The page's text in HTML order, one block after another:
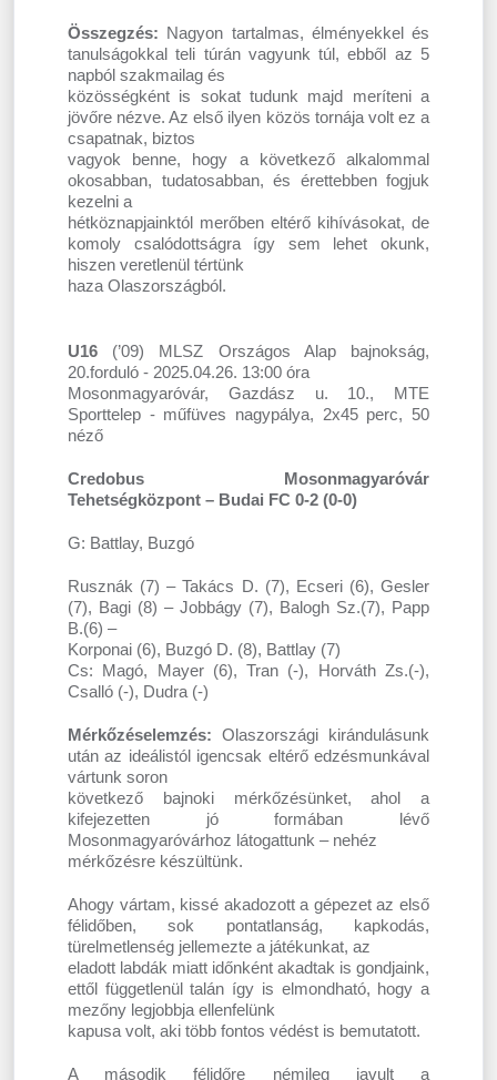
Összegzés: Nagyon tartalmas, élményekkel és
tanulságokkal teli túrán vagyunk túl, ebből az 5
napból szakmailag és
közösségként is sokat tudunk majd meríteni a
jövőre nézve. Az első ilyen közös tornája volt ez a
csapatnak, biztos
vagyok benne, hogy a következő alkalommal
okosabban, tudatosabban, és érettebben fogjuk
kezelni a
hétköznapjainktól merőben eltérő kihívásokat, de
komoly csalódottságra így sem lehet okunk,
hiszen veretlenül tértünk
haza Olaszországból.
U16 (’09) MLSZ Országos Alap bajnokság,
20.forduló - 2025.04.26. 13:00 óra
Mosonmagyaróvár, Gazdász u. 10., MTE
Sporttelep - műfüves nagypálya, 2x45 perc, 50
néző
Credobus Mosonmagyaróvár
Tehetségközpont – Budai FC 0-2 (0-0)
G: Battlay, Buzgó
Rusznák (7) – Takács D. (7), Ecseri (6), Gesler
(7), Bagi (8) – Jobbágy (7), Balogh Sz.(7), Papp
B.(6) –
Korponai (6), Buzgó D. (8), Battlay (7)
Cs: Magó, Mayer (6), Tran (-), Horváth Zs.(-),
Csalló (-), Dudra (-)
Mérkőzéselemzés: Olaszországi kirándulásunk
után az ideálistól igencsak eltérő edzésmunkával
vártunk soron
következő bajnoki mérkőzésünket, ahol a
kifejezetten jó formában lévő
Mosonmagyaróvárhoz látogattunk – nehéz
mérkőzésre készültünk.
Ahogy vártam, kissé akadozott a gépezet az első
félidőben, sok pontatlanság, kapkodás,
türelmetlenség jellemezte a játékunkat, az
eladott labdák miatt időnként akadtak is gondjaink,
ettől függetlenül talán így is elmondható, hogy a
mezőny legjobbja ellenfelünk
kapusa volt, aki több fontos védést is bemutatott.
A második félidőre némileg javult a